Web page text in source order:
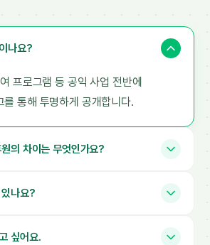
나요?
프로그램 등 공익 사업 전반에
를 통해 투명하게 공개합니다.
의 차이는 무엇인가요?
나요?
싶어요.